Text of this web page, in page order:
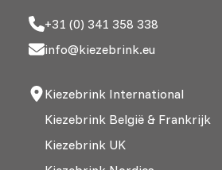
+31 (0) 341 358 338
info@kiezebrink.eu
Kiezebrink International
Kiezebrink België & Frankrijk
Kiezebrink UK